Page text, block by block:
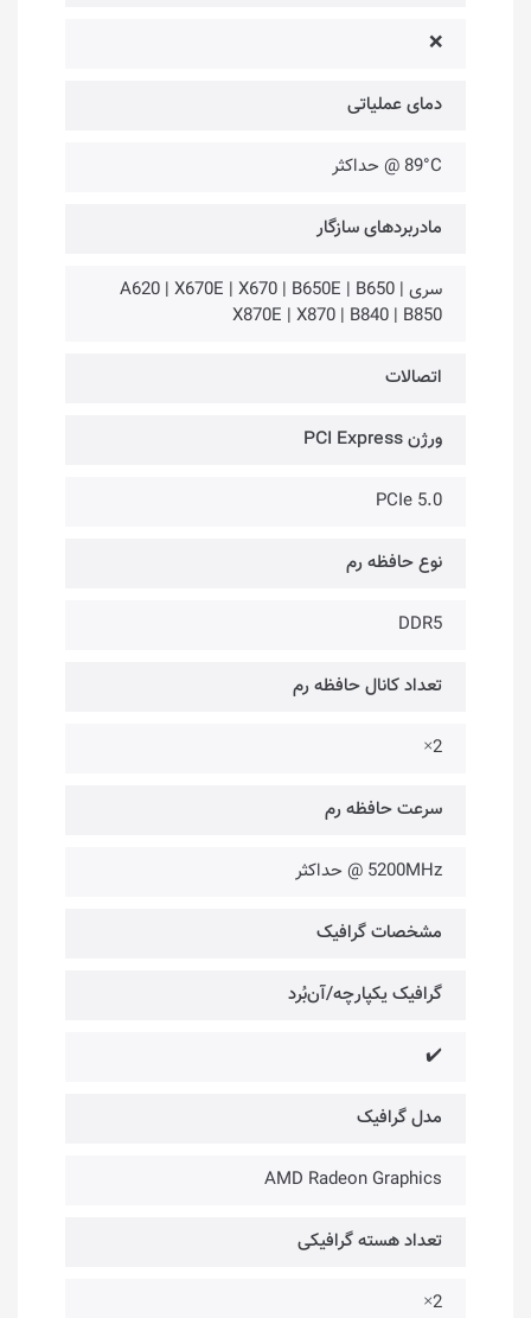
❌
دمای عملیاتی
89°C @ حداکثر
مادربردهای سازگار
سری A620 | X670E | X670 | B650E | B650 |
X870E | X870 | B840 | B850
اتصالات
ورژن PCI Express
PCIe 5.0
نوع حافظه رم
DDR5
تعداد کانال حافظه رم
2×
سرعت حافظه رم
5200MHz @ حداکثر
مشخصات گرافیک
گرافیک یکپارچه/آن‌بُرد
✔️
مدل گرافیک
AMD Radeon Graphics
تعداد هسته‌ گرافیکی
2×